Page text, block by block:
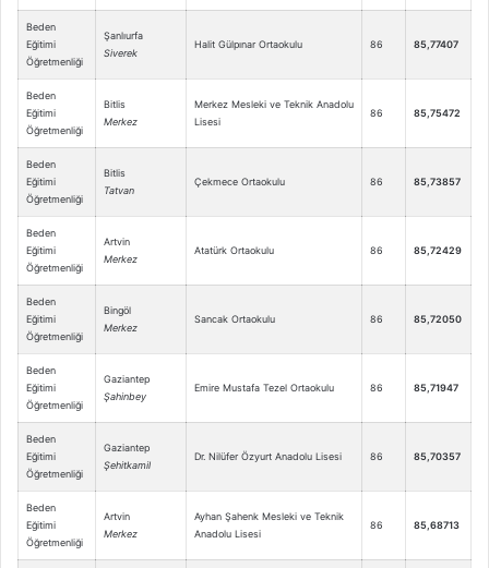
Beden
Eğitimi
Öğretmenliği
Şanlıurfa
Siverek
Halit Gülpınar Ortaokulu 86 85,77407
Beden
Eğitimi
Öğretmenliği
Bitlis
Merkez
Merkez Mesleki ve Teknik Anadolu
Lisesi
86 85,75472
Beden
Eğitimi
Öğretmenliği
Bitlis
Tatvan
Çekmece Ortaokulu 86 85,73857
Beden
Eğitimi
Öğretmenliği
Artvin
Merkez
Atatürk Ortaokulu 86 85,72429
Beden
Eğitimi
Öğretmenliği
Bingöl
Merkez
Sancak Ortaokulu 86 85,72050
Beden
Eğitimi
Öğretmenliği
Gaziantep
Şahinbey
Emire Mustafa Tezel Ortaokulu 86 85,71947
Beden
Eğitimi
Öğretmenliği
Gaziantep
Şehitkamil
Dr. Nilüfer Özyurt Anadolu Lisesi 86 85,70357
Beden
Eğitimi
Öğretmenliği
Artvin
Merkez
Ayhan Şahenk Mesleki ve Teknik
Anadolu Lisesi
86 85,68713